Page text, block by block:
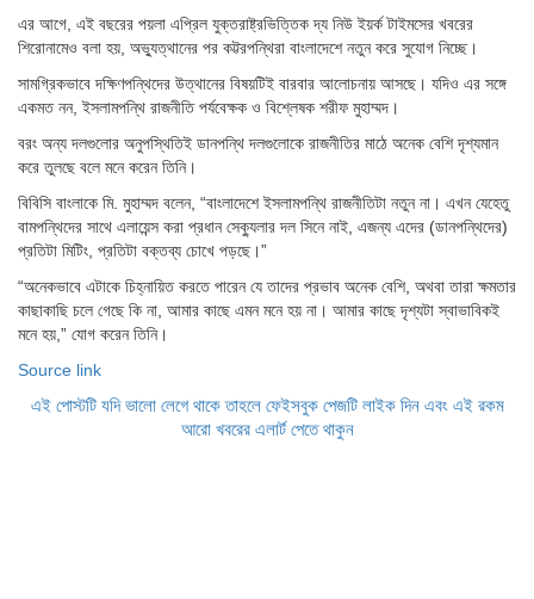
এর আগে, এই বছরের পয়লা এপ্রিল যুক্তরাষ্ট্রভিত্তিক দ্য নিউ ইয়র্ক টাইমসের খবরের
শিরোনামেও বলা হয়, অভ্যুত্থানের পর কট্টরপন্থিরা বাংলাদেশে নতুন করে সুযোগ নিচ্ছে।
সামগ্রিকভাবে দক্ষিণপন্থিদের উত্থানের বিষয়টিই বারবার আলোচনায় আসছে। যদিও এর সঙ্গে
একমত নন, ইসলামপন্থি রাজনীতি পর্যবেক্ষক ও বিশ্লেষক শরীফ মুহাম্মদ।
বরং অন্য দলগুলোর অনুপস্থিতিই ডানপন্থি দলগুলোকে রাজনীতির মাঠে অনেক বেশি দৃশ্যমান
করে তুলছে বলে মনে করেন তিনি।
বিবিসি বাংলাকে মি. মুহাম্মদ বলেন, “বাংলাদেশে ইসলামপন্থি রাজনীতিটা নতুন না। এখন যেহেতু
বামপন্থিদের সাথে এলায়েন্স করা প্রধান সেক্যুলার দল সিনে নাই, এজন্য এদের (ডানপন্থিদের)
প্রতিটা মিটিং, প্রতিটা বক্তব্য চোখে পড়ছে।”
“অনেকভাবে এটাকে চিহ্নায়িত করতে পারেন যে তাদের প্রভাব অনেক বেশি, অথবা তারা ক্ষমতার
কাছাকাছি চলে গেছে কি না, আমার কাছে এমন মনে হয় না। আমার কাছে দৃশ্যটা স্বাভাবিকই
মনে হয়,” যোগ করেন তিনি।
Source link
এই পোস্টটি যদি ভালো লেগে থাকে তাহলে ফেইসবুক পেজটি লাইক দিন এবং এই রকম
আরো খবরের এলার্ট পেতে থাকুন